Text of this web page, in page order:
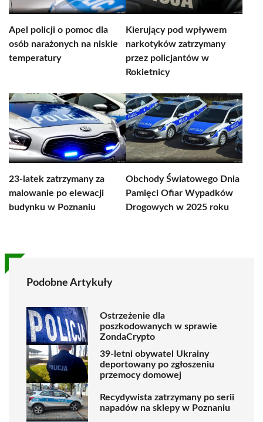
Apel policji o pomoc dla
osób narażonych na niskie
temperatury
Kierujący pod wpływem
narkotyków zatrzymany
przez policjantów w
Rokietnicy
23-latek zatrzymany za
malowanie po elewacji
budynku w Poznaniu
Obchody Światowego Dnia
Pamięci Ofiar Wypadków
Drogowych w 2025 roku
Podobne Artykuły
Ostrzeżenie dla
poszkodowanych w sprawie
ZondaCrypto
39-letni obywatel Ukrainy
deportowany po zgłoszeniu
przemocy domowej
Recydywista zatrzymany po serii
napadów na sklepy w Poznaniu